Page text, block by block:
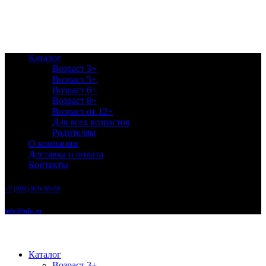
Каталог
Возраст 3+
Возраст 5+
Возраст 6+
Возраст 8+
Возраст от 12+
Для всех возрастов
Родителям
О компании
Доставка и оплата
Контакты
+7 (999) 999-99-99
info@info.ru
Каталог